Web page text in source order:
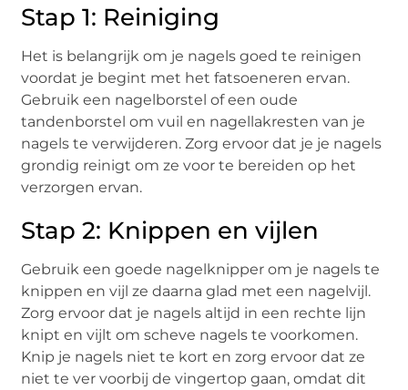
Stap 1: Reiniging
Het is belangrijk om je nagels goed te reinigen
voordat je begint met het fatsoeneren ervan.
Gebruik een nagelborstel of een oude
tandenborstel om vuil en nagellakresten van je
nagels te verwijderen. Zorg ervoor dat je je nagels
grondig reinigt om ze voor te bereiden op het
verzorgen ervan.
Stap 2: Knippen en vijlen
Gebruik een goede nagelknipper om je nagels te
knippen en vijl ze daarna glad met een nagelvijl.
Zorg ervoor dat je nagels altijd in een rechte lijn
knipt en vijlt om scheve nagels te voorkomen.
Knip je nagels niet te kort en zorg ervoor dat ze
niet te ver voorbij de vingertop gaan, omdat dit